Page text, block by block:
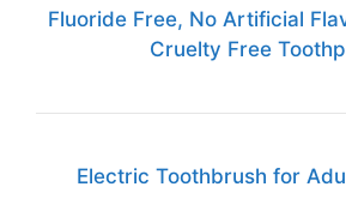
Fluoride Free, No Artificial
Cruelty Free
Electric Toothbrush for